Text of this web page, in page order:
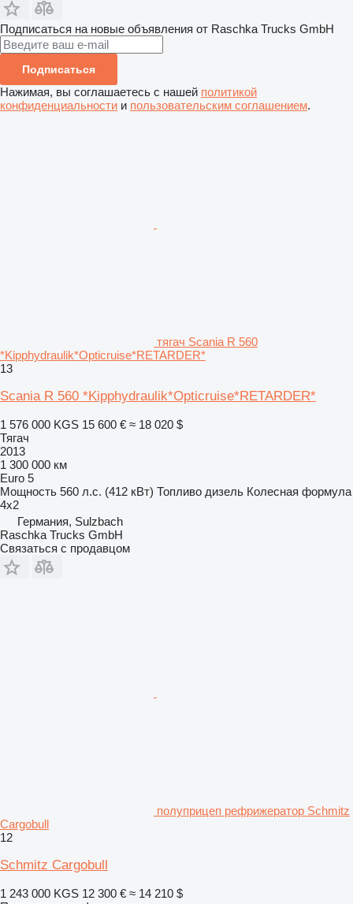
Подписаться на новые объявления от Raschka Trucks GmbH
Подписаться
Нажимая, вы соглашаетесь с нашей политикой
конфиденциальности и пользовательским соглашением.
тягач Scania R 560
*Kipphydraulik*Opticruise*RETARDER*
13
Scania R 560 *Kipphydraulik*Opticruise*RETARDER*
1 576 000 KGS 15 600 € ≈ 18 020 $
Тягач
2013
1 300 000 км
Euro 5
Мощность 560 л.с. (412 кВт) Топливо дизель Колесная формула
4x2
Германия, Sulzbach
Raschka Trucks GmbH
Связаться с продавцом
полуприцеп рефрижератор Schmitz
Cargobull
12
Schmitz Cargobull
1 243 000 KGS 12 300 € ≈ 14 210 $